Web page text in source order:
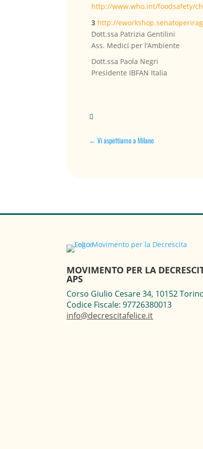
http://www.who.int/foodsafety/
3 http://
Dott.ssa Patrizia Gentilini
Ass. Medici per l’Ambiente
Dott.ssa Paola Negri
Presidente IBFAN Italia

←Vi aspettiamo a Milano
MOVIMENTO PER LA
APS
Corso Giulio Cesare 34, 10152
Codice Fiscale: 97726380013
info@decrescitafelice.it